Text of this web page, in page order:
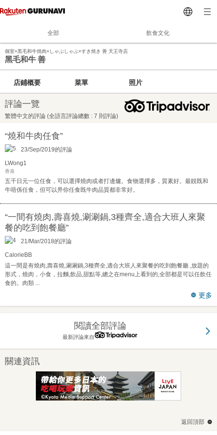
全部 飲食文化
個室×黒毛和牛焼肉×しゃぶしゃぶ×すき焼き 善 天王寺店
黑毛和牛 善
店鋪概要 菜單 照片
評論一覽
繁體中文的評論 (全語言評論總數 : 7 則評論)
“燒和牛肉任食”
23/Sep/2019的評論
LWong1
香港
五千日元一位任食，可以選擇燒肉或者打邊爐。食物選擇多，質素好。最靚既和
牛唔係任食，但可以畀你任食既牛肉品質都非常好。
“一間有燒肉,壽喜燒,涮涮鍋,3種齊全,適合大班人來聚
餐的吃到飽餐廳”
21/Mar/2018的評論
CalorieBB
這一間是有燒肉,壽喜燒,涮涮鍋,3種齊全,適合大班人來聚餐的吃到飽餐廳 ,放題的
形式，燒肉，小食，拉麵,飲品,甜點等,總之在menu上看到的,全部都是可以任飲任
食的。肉類 ...
更多
閱讀全部評論
最新評論來自
關連資訊
返回頂部